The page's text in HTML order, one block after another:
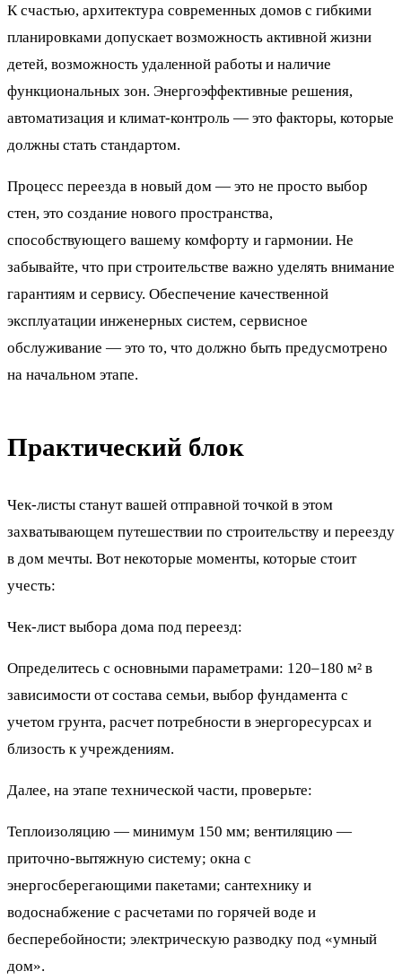
К счастью, архитектура современных домов с гибкими
планировками допускает возможность активной жизни
детей, возможность удаленной работы и наличие
функциональных зон. Энергоэффективные решения,
автоматизация и климат-контроль — это факторы, которые
должны стать стандартом.
Процесс переезда в новый дом — это не просто выбор
стен, это создание нового пространства,
способствующего вашему комфорту и гармонии. Не
забывайте, что при строительстве важно уделять внимание
гарантиям и сервису. Обеспечение качественной
эксплуатации инженерных систем, сервисное
обслуживание — это то, что должно быть предусмотрено
на начальном этапе.
Практический блок
Чек-листы станут вашей отправной точкой в этом
захватывающем путешествии по строительству и переезду
в дом мечты. Вот некоторые моменты, которые стоит
учесть:
Чек-лист выбора дома под переезд:
Определитесь с основными параметрами: 120–180 м² в
зависимости от состава семьи, выбор фундамента с
учетом грунта, расчет потребности в энергоресурсах и
близость к учреждениям.
Далее, на этапе технической части, проверьте:
Теплоизоляцию — минимум 150 мм; вентиляцию —
приточно-вытяжную систему; окна с
энергосберегающими пакетами; сантехнику и
водоснабжение с расчетами по горячей воде и
бесперебойности; электрическую разводку под «умный
дом».